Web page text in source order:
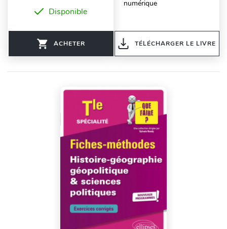
Disponible
ACHETER
numérique
TÉLÉCHARGER LE LIVRE